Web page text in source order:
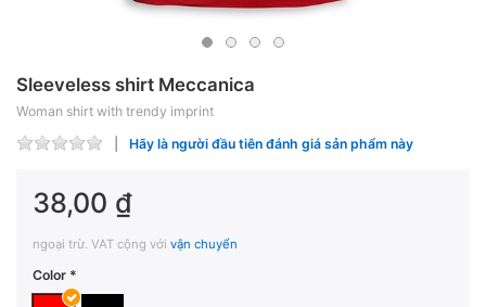
Sleeveless shirt Meccanica
Woman shirt with trendy imprint
Hãy là người đầu tiên đánh giá sản phẩm này
38,00 ₫
ngoại trừ. VAT cộng với vận chuyển
Color